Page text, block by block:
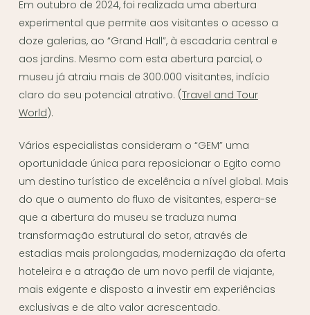
Em outubro de 2024, foi realizada uma abertura
experimental que permite aos visitantes o acesso a
doze galerias, ao “Grand Hall”, à escadaria central e
aos jardins. Mesmo com esta abertura parcial, o
museu já atraiu mais de 300.000 visitantes, indício
claro do seu potencial atrativo. (Travel and Tour
World).
Vários especialistas consideram o “GEM” uma
oportunidade única para reposicionar o Egito como
um destino turístico de excelência a nível global. Mais
do que o aumento do fluxo de visitantes, espera-se
que a abertura do museu se traduza numa
transformação estrutural do setor, através de
estadias mais prolongadas, modernização da oferta
hoteleira e a atração de um novo perfil de viajante,
mais exigente e disposto a investir em experiências
exclusivas e de alto valor acrescentado.